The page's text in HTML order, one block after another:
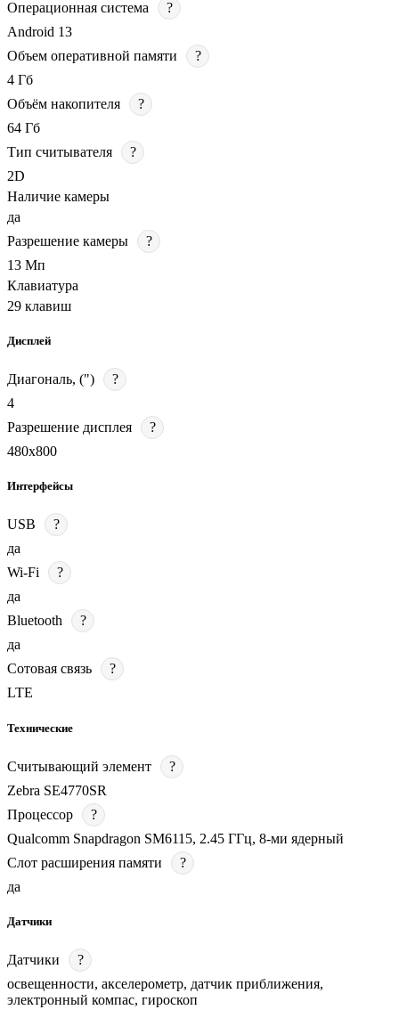
Операционная система
?
Android 13
Объем оперативной памяти
?
4 Гб
Объём накопителя
?
64 Гб
Тип считывателя
?
2D
Наличие камеры
да
Разрешение камеры
?
13 Мп
Клавиатура
29 клавиш
Дисплей
Диагональ, (")
?
4
Разрешение дисплея
?
480х800
Интерфейсы
USB
?
да
Wi-Fi
?
да
Bluetooth
?
да
Сотовая связь
?
LTE
Технические
Считывающий элемент
?
Zebra SE4770SR
Процессор
?
Qualcomm Snapdragon SM6115, 2.45 ГГц, 8-ми ядерный
Слот расширения памяти
?
да
Датчики
Датчики
?
освещенности, акселерометр, датчик приближения,
электронный компас, гироскоп